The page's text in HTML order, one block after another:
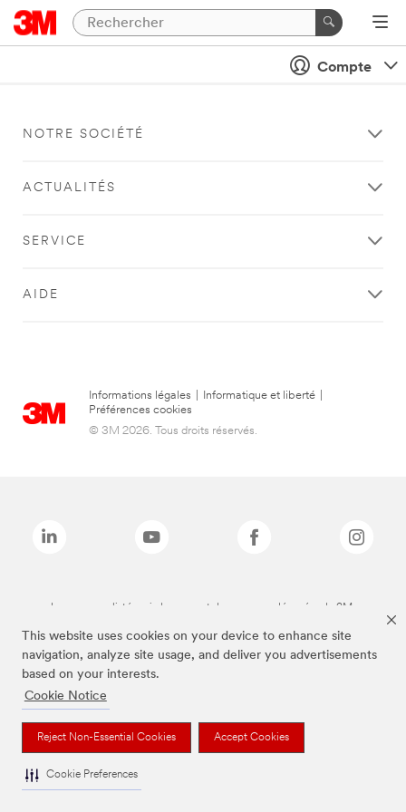
This website uses cookies on your device to enhance site
navigation, analyze site usage, and deliver you advertisements
based on your interests.
Cookie Notice
Reject Non-Essential Cookies Accept Cookies
Cookie Preferences
Compte
NOTRE SOCIÉTÉ
ACTUALITÉS
SERVICE
AIDE
Informations légales Informatique et liberté
Préférences cookies
© 3M 2026. Tous droits réservés.
Les marques listées ci-dessus sont des marques déposées de 3M.